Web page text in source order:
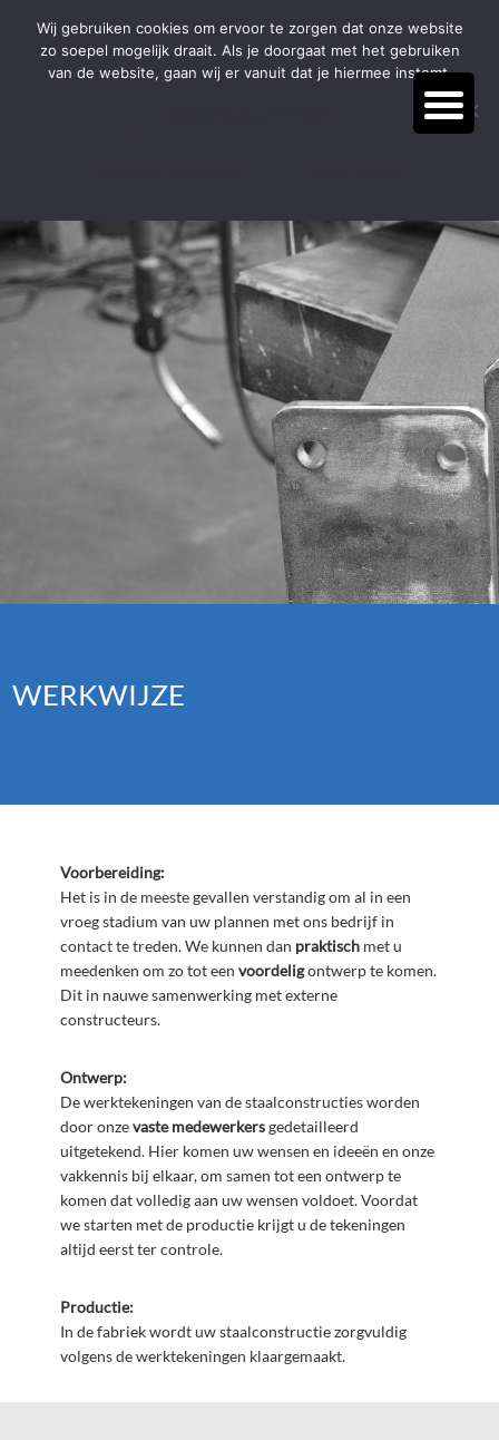
BEL:(038) 385 54 66
WERKWIJZE
Voorbereiding:
Het is in de meeste gevallen verstandig om al in een
vroeg stadium van uw plannen met ons bedrijf in
contact te treden. We kunnen dan praktischmet u
meedenken om zo tot een voordeligontwerp te komen.
Dit in nauwe samenwerking met externe
constructeurs.
Ontwerp:
De werktekeningen van de staalconstructies worden
door onzevaste medewerkersgedetailleerd
uitgetekend. Hier komen uw wensen en ideeën en onze
vakkennis bij elkaar, om samen tot een ontwerp te
komen dat volledig aan uw wensen voldoet. Voordat
we starten met de productie krijgt u de tekeningen
altijd eerst ter controle.
Productie:
In de fabriek wordt uw staalconstructie zorgvuldig
volgens de werktekeningen klaargemaakt.
Wij gebruiken cookies om ervoor te zorgen dat onze website
zo soepel mogelijk draait. Als je doorgaat met het gebruiken
van de website, gaan wij er vanuit dat je hiermee instemt.